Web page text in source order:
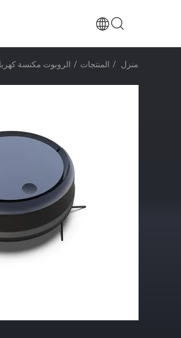
منزل / المنتجات / الروبوت مكنسة